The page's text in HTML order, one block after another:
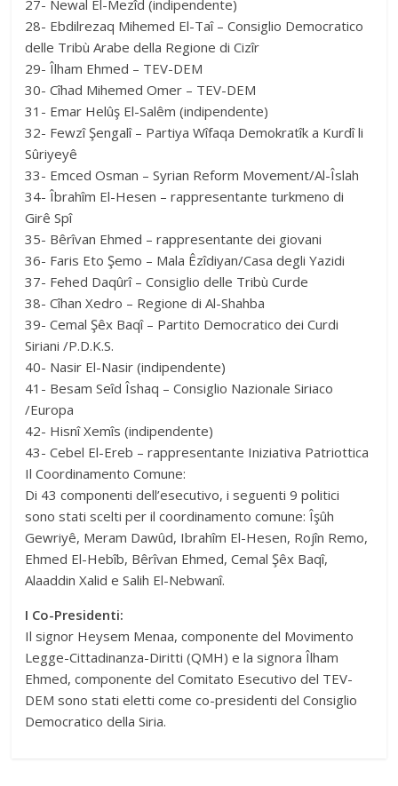
27- Newal El-Mezîd (indipendente)
28- Ebdilrezaq Mihemed El-Taî – Consiglio Democratico
delle Tribù Arabe della Regione di Cizîr
29- Îlham Ehmed – TEV-DEM
30- Cîhad Mihemed Omer – TEV-DEM
31- Emar Helûş El-Salêm (indipendente)
32- Fewzî Şengalî – Partiya Wîfaqa Demokratîk a Kurdî li
Sûriyeyê
33- Emced Osman – Syrian Reform Movement/Al-Îslah
34- Îbrahîm El-Hesen – rappresentante turkmeno di
Girê Spî
35- Bêrîvan Ehmed – rappresentante dei giovani
36- Faris Eto Şemo – Mala Êzîdiyan/Casa degli Yazidi
37- Fehed Daqûrî – Consiglio delle Tribù Curde
38- Cîhan Xedro – Regione di Al-Shahba
39- Cemal Şêx Baqî – Partito Democratico dei Curdi
Siriani /P.D.K.S.
40- Nasir El-Nasir (indipendente)
41- Besam Seîd Îshaq – Consiglio Nazionale Siriaco
/Europa
42- Hisnî Xemîs (indipendente)
43- Cebel El-Ereb – rappresentante Iniziativa Patriottica
Il Coordinamento Comune:
Di 43 componenti dell’esecutivo, i seguenti 9 politici
sono stati scelti per il coordinamento comune: Îşûh
Gewriyê, Meram Dawûd, Ibrahîm El-Hesen, Rojîn Remo,
Ehmed El-Hebîb, Bêrîvan Ehmed, Cemal Şêx Baqî,
Alaaddin Xalid e Salih El-Nebwanî.
I Co-Presidenti:
Il signor Heysem Menaa, componente del Movimento
Legge-Cittadinanza-Diritti (QMH) e la signora Îlham
Ehmed, componente del Comitato Esecutivo del TEV-
DEM sono stati eletti come co-presidenti del Consiglio
Democratico della Siria.